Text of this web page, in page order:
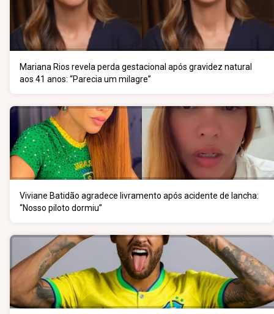
Mariana Rios revela perda gestacional após gravidez natural
aos 41 anos: “Parecia um milagre”
Viviane Batidão agradece livramento após acidente de lancha:
“Nosso piloto dormiu”